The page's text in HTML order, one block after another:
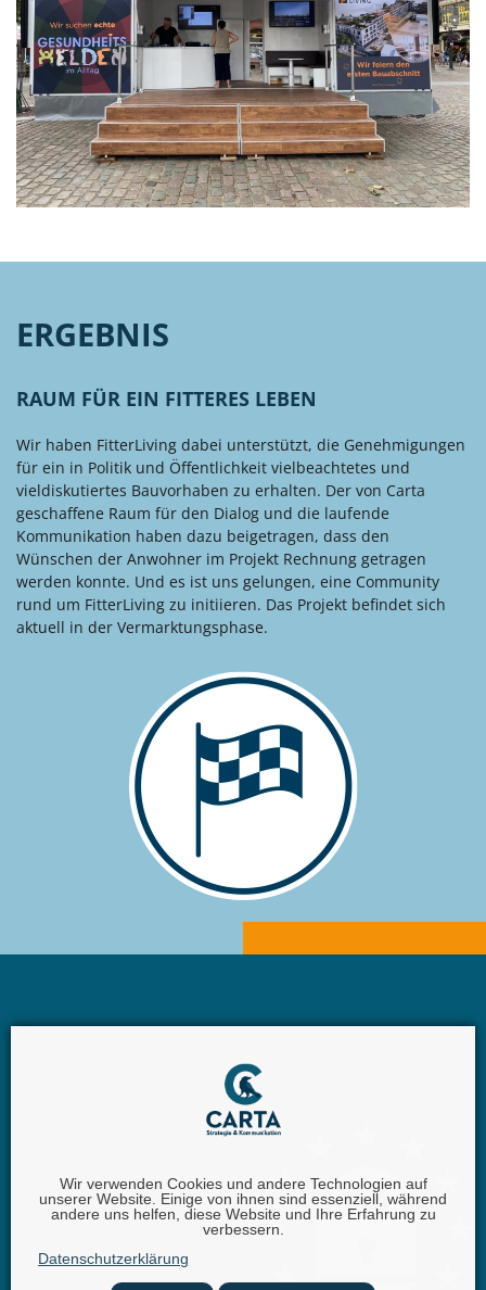
Wir verwenden Cookies und andere Technologien auf
unserer Website. Einige von ihnen sind essenziell, während
andere uns helfen, diese Website und Ihre Erfahrung zu
verbessern.
Datenschutzerklärung
ERGEBNIS
RAUM FÜR EIN FITTERES LEBEN
Wir haben FitterLiving dabei unterstützt, die Genehmigungen
für ein in Politik und Öffentlichkeit vielbeachtetes und
vieldiskutiertes Bauvorhaben zu erhalten. Der von Carta
geschaffene Raum für den Dialog und die laufende
Kommunikation haben dazu beigetragen, dass den
Wünschen der Anwohner im Projekt Rechnung getragen
werden konnte. Und es ist uns gelungen, eine Community
rund um FitterLiving zu initiieren. Das Projekt befindet sich
aktuell in der Vermarktungsphase.
Carta GmbH |Iggelheimer Str. 26 | 67346 Speyer |
+49 (0) 62 32 - 100111 - 0 |